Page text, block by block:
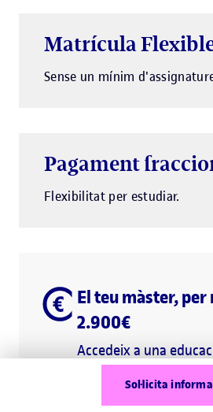
Sol·licita
Matrícula
Sense un mínim
Pagament
Flexibilitat per estudiar.
El teu màster, per
2.900€
Accedeix a una
qualitat gràcies als
regulats pel Govern.